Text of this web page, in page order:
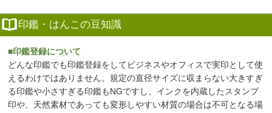
印鑑・はんこの豆知識
■印鑑登録について
どんな印鑑でも印鑑登録をしてビジネスやオフィスで実印として使
えるわけではありません。規定の直径サイズに収まらない大きすぎ
る印鑑や小さすぎる印鑑もNGですし、インクを内蔵したスタンプ
印や、天然素材であっても変形しやすい材質の場合は不可となる場